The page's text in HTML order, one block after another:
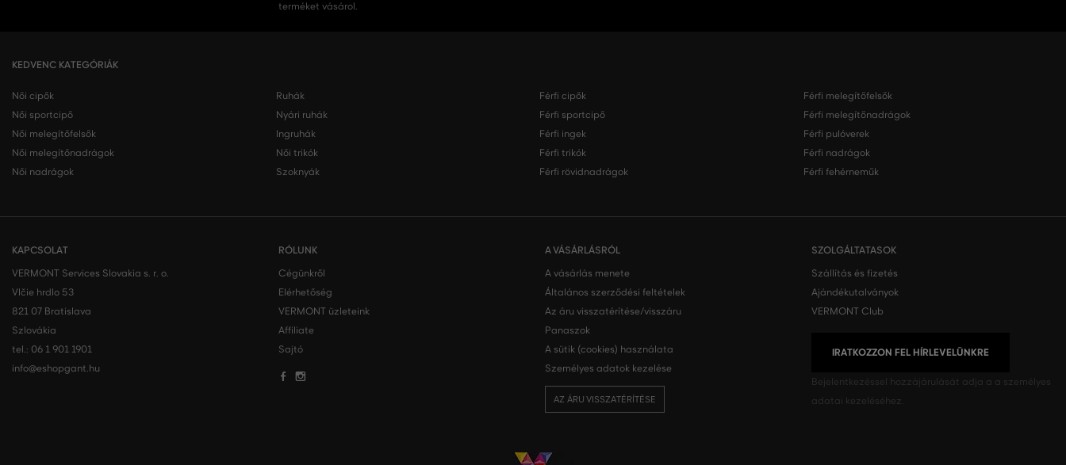
terméket vásárol.
KEDVENC KATEGÓRIÁK
Női cipők
Női sportcipő
Női melegítőfelsők
Női melegítőnadrágok
Női nadrágok
Ruhák
Nyári ruhák
Ingruhák
Női trikók
Szoknyák
Férfi cipők
Férfi sportcipő
Férfi ingek
Férfi trikók
Férfi rövidnadrágok
Férfi melegítőfelsők
Férfi melegítőnadrágok
Férfi pulóverek
Férfi nadrágok
Férfi fehérneműk
KAPCSOLAT
VERMONT Services Slovakia s. r. o.
Vlčie hrdlo 53
821 07 Bratislava
Szlovákia
tel.: 06 1 901 1901
info@eshopgant.hu
RÓLUNK
Cégünkről
Elérhetőség
VERMONT üzleteink
Affiliate
Sajtó
A VÁSÁRLÁSRÓL
A vásárlás menete
Általános szerződési feltételek
Az áru visszatérítése/visszáru
Panaszok
A sütik (cookies) használata
Személyes adatok kezelése
AZ ÁRU VISSZATÉRÍTÉSE
SZOLGÁLTATASOK
Szállítás és fizetés
Ajándékutalványok
VERMONT Club
IRATKOZZON FEL HÍRLEVELÜNKRE
Bejelentkezéssel hozzájárulását adja a a személyes
adatai kezeléséhez.